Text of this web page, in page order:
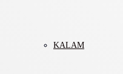
KALAM